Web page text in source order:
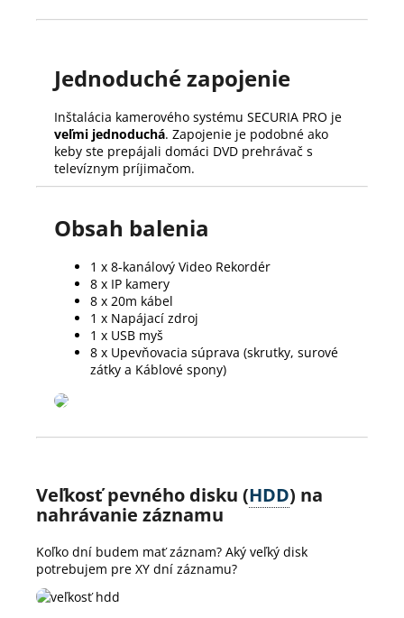
Jednoduché zapojenie
Inštalácia kamerového systému SECURIA PRO je
veľmi jednoduchá. Zapojenie je podobné ako
keby ste prepájali domáci DVD prehrávač s
televíznym príjimačom.
Obsah balenia
1 x 8-kanálový Video Rekordér
8 x IP kamery
8 x 20m kábel
1 x Napájací zdroj
1 x USB myš
8 x Upevňovacia súprava (skrutky, surové
zátky a Káblové spony)
Veľkosť pevného disku (HDD) na
nahrávanie záznamu
Koľko dní budem mať záznam? Aký veľký disk
potrebujem pre XY dní záznamu?